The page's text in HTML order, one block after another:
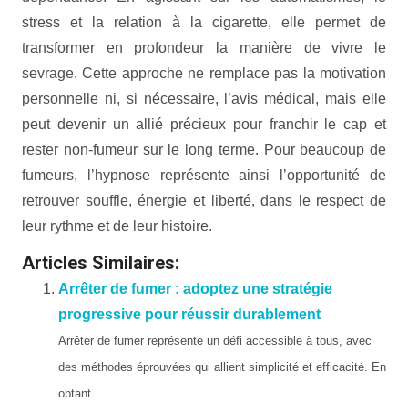
stress et la relation à la cigarette, elle permet de
transformer en profondeur la manière de vivre le
sevrage. Cette approche ne remplace pas la motivation
personnelle ni, si nécessaire, l’avis médical, mais elle
peut devenir un allié précieux pour franchir le cap et
rester non-fumeur sur le long terme. Pour beaucoup de
fumeurs, l’hypnose représente ainsi l’opportunité de
retrouver souffle, énergie et liberté, dans le respect de
leur rythme et de leur histoire.
Articles Similaires:
Arrêter de fumer : adoptez une stratégie
progressive pour réussir durablement
Arrêter de fumer représente un défi accessible à tous, avec
des méthodes éprouvées qui allient simplicité et efficacité. En
optant...